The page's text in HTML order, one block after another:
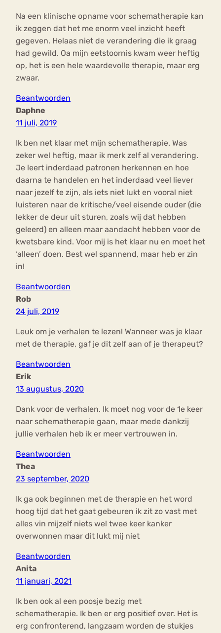
Na een klinische opname voor schematherapie kan
ik zeggen dat het me enorm veel inzicht heeft
gegeven. Helaas niet de verandering die ik graag
had gewild. Oa mijn eetstoornis kwam weer heftig
op, het is een hele waardevolle therapie, maar erg
zwaar.
Beantwoorden
Daphne
11 juli, 2019
Ik ben net klaar met mijn schematherapie. Was
zeker wel heftig, maar ik merk zelf al verandering.
Je leert inderdaad patronen herkennen en hoe
daarna te handelen en het inderdaad veel liever
naar jezelf te zijn, als iets niet lukt en vooral niet
luisteren naar de kritische/veel eisende ouder (die
lekker de deur uit sturen, zoals wij dat hebben
geleerd) en alleen maar aandacht hebben voor de
kwetsbare kind. Voor mij is het klaar nu en moet het
‘alleen’ doen. Best wel spannend, maar heb er zin
in!
Beantwoorden
Rob
24 juli, 2019
Leuk om je verhalen te lezen! Wanneer was je klaar
met de therapie, gaf je dit zelf aan of je therapeut?
Beantwoorden
Erik
13 augustus, 2020
Dank voor de verhalen. Ik moet nog voor de 1e keer
naar schematherapie gaan, maar mede dankzij
jullie verhalen heb ik er meer vertrouwen in.
Beantwoorden
Thea
23 september, 2020
Ik ga ook beginnen met de therapie en het word
hoog tijd dat het gaat gebeuren ik zit zo vast met
alles vin mijzelf niets wel twee keer kanker
overwonnen maar dit lukt mij niet
Beantwoorden
Anita
11 januari, 2021
Ik ben ook al een poosje bezig met
schematherapie. Ik ben er erg positief over. Het is
erg confronterend, langzaam worden de stukjes